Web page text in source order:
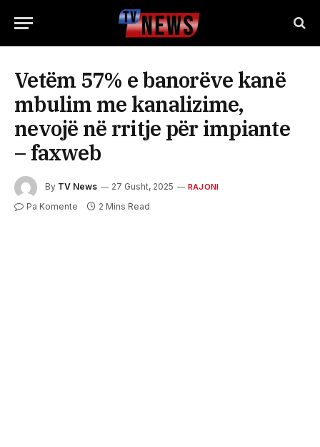
Vetëm 57% e banorëve kanë
mbulim me kanalizime,
nevojë në rritje për impiante
– faxweb
By TV News 27 Gusht, 2025 RAJONI
Pa Komente 2 Mins Read